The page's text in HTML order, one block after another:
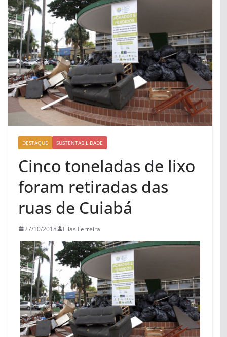
DESTAQUE SUSTENTABILIDADE
Cinco toneladas de lixo
foram retiradas das
ruas de Cuiabá
27/10/2018 Elias Ferreira